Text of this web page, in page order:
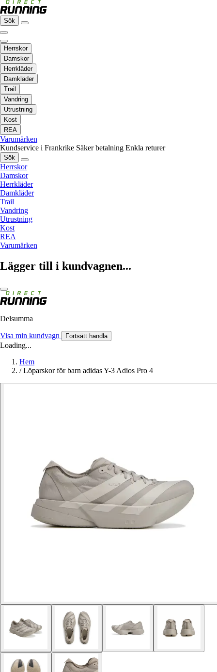
Sök
Herrskor
Damskor
Herrkläder
Damkläder
Trail
Vandring
Utrustning
Kost
REA
Varumärken
Kundservice i Frankrike Säker betalning Enkla returer
Sök
Herrskor
Damskor
Herrkläder
Damkläder
Trail
Vandring
Utrustning
Kost
REA
Varumärken
Lägger till i kundvagnen...
Delsumma
Visa min kundvagn Fortsätt handla
Loading...
Hem
/ Löparskor för barn adidas Y-3 Adios Pro 4